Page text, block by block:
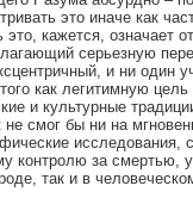
это иначе как
кажется, означает
серьезную
и ни один
как легитимную цель
и культурные
смог бы ни на
исследования,
контролю за смертью,
так и в